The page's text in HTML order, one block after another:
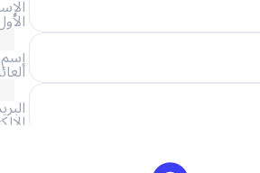
العائلة
الإلكتروني